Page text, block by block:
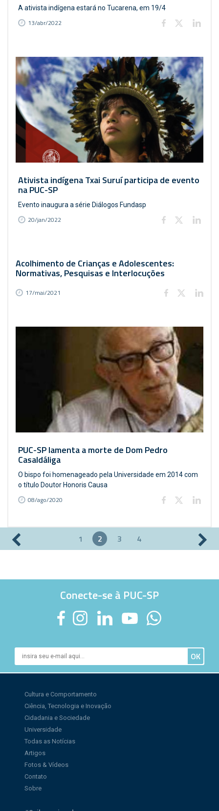
A ativista indígena estará no Tucarena, em 19/4
13/abr/2022
Ativista indígena Txai Suruí participa de evento
na PUC-SP
Evento inaugura a série Diálogos Fundasp
20/jan/2022
Acolhimento de Crianças e Adolescentes:
Normativas, Pesquisas e Interlocuções
17/mai/2021
PUC-SP lamenta a morte de Dom Pedro
Casaldáliga
O bispo foi homenageado pela Universidade em 2014 com
o título Doutor Honoris Causa
08/ago/2020
Páginas 1 2 3 4
Conecte-se à PUC-SP
Cultura e Comportamento
Ciência, Tecnologia e Inovação
Cidadania e Sociedade
Universidade
Todas as Notícias
Artigos
Fotos & Vídeos
Contato
Sobre